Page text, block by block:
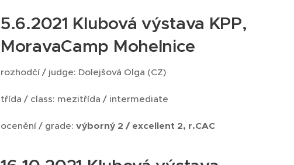
5.6.2021 Klubová výstava KPP,
MoravaCamp Mohelnice
rozhodčí / judge: Dolejšová Olga (CZ)
třída / class: mezitřída / intermediate
ocenění / grade: výborný 2 / excellent 2, r.CAC